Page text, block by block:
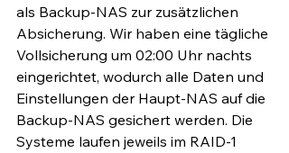
als Backup-NAS zur zusätzlichen
Absicherung. Wir haben eine tägliche
Vollsicherung um 02:00 Uhr nachts
eingerichtet, wodurch alle Daten und
Einstellungen der Haupt-NAS auf die
Backup-NAS gesichert werden. Die
Systeme laufen jeweils im RAID-1